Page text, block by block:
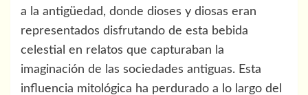
a la antigüedad, donde dioses y diosas eran
representados disfrutando de esta bebida
celestial en relatos que capturaban la
imaginación de las sociedades antiguas. Esta
influencia mitológica ha perdurado a lo largo del